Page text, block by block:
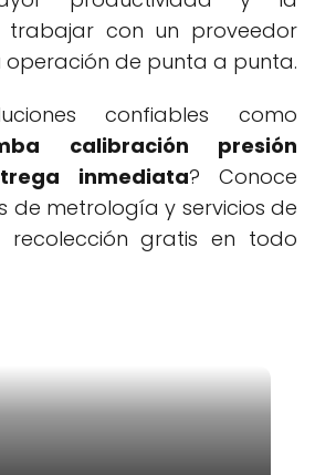
trabajar con un proveedor
de punta a punta.
confiables como
calibración presión
inmediata? Conoce
de metrología y servicios de
recolección gratis en todo